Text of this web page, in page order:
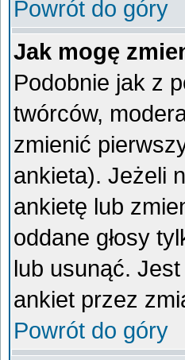
Powrót do góry
Jak mogę
Podobnie jak z
twórców,
zmienić
ankieta). Jeżeli
ankietę lub
oddane głosy
lub usunąć.
ankiet przez
Powrót do góry